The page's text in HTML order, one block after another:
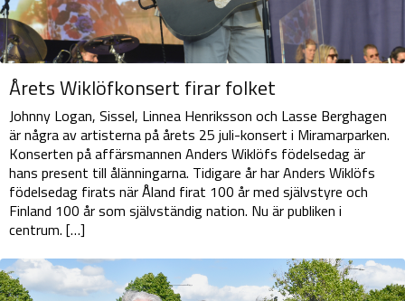
Årets Wiklöfkonsert firar folket
Johnny Logan, Sissel, Linnea Henriksson och Lasse Berghagen
är några av artisterna på årets 25 juli-konsert i Miramarparken.
Konserten på affärsmannen Anders Wiklöfs födelsedag är
hans present till ålänningarna. Tidigare år har Anders Wiklöfs
födelsedag firats när Åland firat 100 år med självstyre och
Finland 100 år som självständig nation. Nu är publiken i
centrum. […]